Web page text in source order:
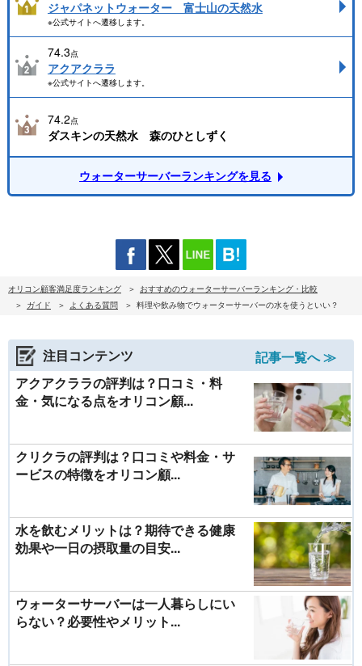
ジャパネットウォーター 富士山の天然水
※公式サイトへ遷移します。
74.3点
アクアクララ
※公式サイトへ遷移します。
74.2点
ダスキンの天然水 森のひとしずく
ウォーターサーバーランキングを見る
オリコン顧客満足度ランキング
おすすめのウォーターサーバーランキング・比較
ガイド
よくある質問 料理や飲み物でウォーターサーバーの水を使うといい？
注目コンテンツ
記事一覧へ ≫
アクアクララの評判は？口コミ・料
金・気になる点をオリコン顧...
クリクラの評判は？口コミや料金・サ
ービスの特徴をオリコン顧...
水を飲むメリットは？期待できる健康
効果や一日の摂取量の目安...
ウォーターサーバーは一人暮らしにい
らない？必要性やメリット...